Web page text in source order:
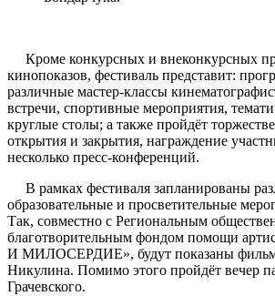
Кроме конкурсных и внеконкурсных
кинопоказов, фестиваль представит:
различные мастер-классы
встречи, спортивные мероприятия,
круглые столы; а также пройдёт
открытия и закрытия, награждение
несколько пресс-конференций.
В рамках фестиваля запланированы
образовательные и просветительные
Так, совместно с Региональным
благотворительным фондом помощи
И МИЛОСЕРДИЕ», будут показаны
Никулина. Помимо этого пройдёт вечер
Грачевского.